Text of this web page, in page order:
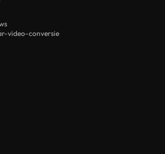
video-conversie